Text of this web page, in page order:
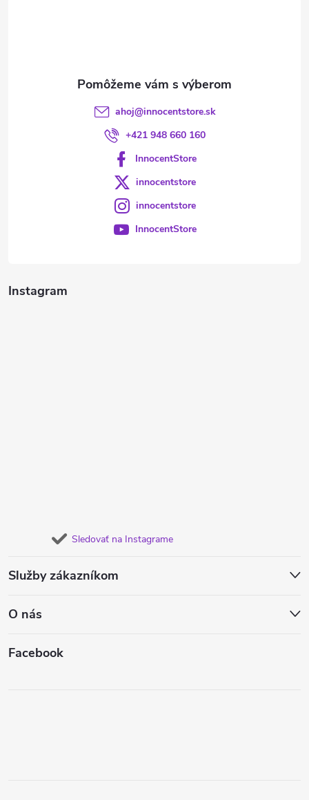
Instagram
Sledovať na Instagrame
Služby zákazníkom
O nás
Facebook
ahoj@innocentstore.sk
+421 948 660 160
InnocentStore
innocentstore
innocentstore
InnocentStore